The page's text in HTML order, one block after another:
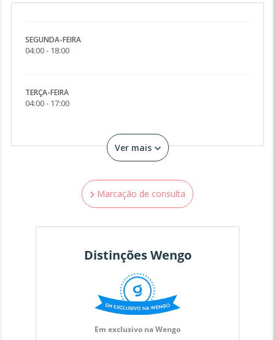
SEGUNDA-FEIRA
04:00 - 18:00
TERÇA-FEIRA
04:00 - 17:00
Ver mais
Marcação de consulta
Distinções Wengo
Em exclusivo na Wengo